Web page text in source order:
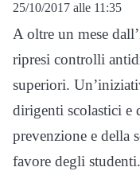
25/10/2017 alle 11:35
A oltre un mese
ripresi controlli
superiori.
dirigenti scolastici e
prevenzione e della
favore degli studenti.